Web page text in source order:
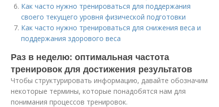
Как часто нужно тренироваться для поддержания
своего текущего уровня физической подготовки
Как часто нужно тренироваться для снижения веса и
поддержания здорового веса
Раз в неделю: оптимальная частота
тренировок для достижения результатов
Чтобы структурировать информацию, давайте обозначим
некоторые термины, которые понадобятся нам для
понимания процессов тренировок.